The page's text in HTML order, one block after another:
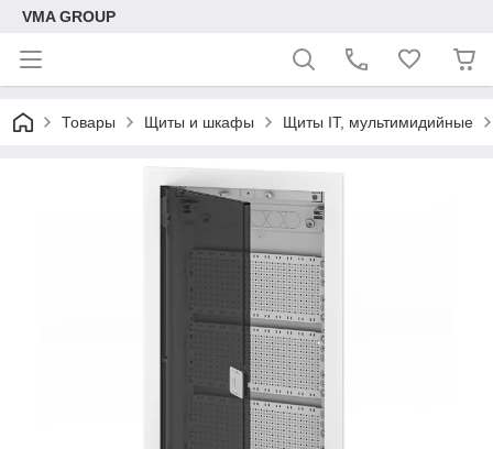
VMA GROUP
Товары Щиты и шкафы Щиты IT, мультимидийные